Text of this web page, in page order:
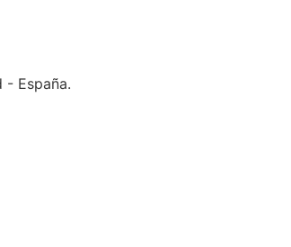
- España.